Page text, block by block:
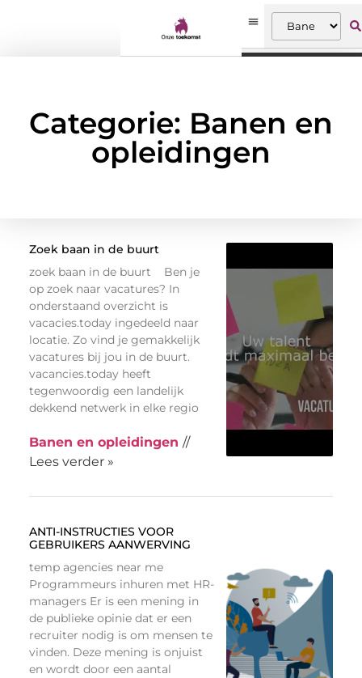
Categorie: Banen en
opleidingen
Zoek baan in de buurt
zoek baan in de buurt Ben je
op zoek naar vacatures? In
onderstaand overzicht is
vacacies.today ingedeeld naar
locatie. Zo vind je gemakkelijk
vacatures bij jou in de buurt.
vacancies.today heeft
tegenwoordig een landelijk
dekkend netwerk in elke regio
Banen en opleidingen //
Lees verder »
ANTI-INSTRUCTIES VOOR
GEBRUIKERS AANWERVING
temp agencies near me
Programmeurs inhuren met HR-
managers Er is een mening in
de publieke opinie dat er een
recruiter nodig is om mensen te
vinden. Deze mening is onjuist
en wordt door een aantal